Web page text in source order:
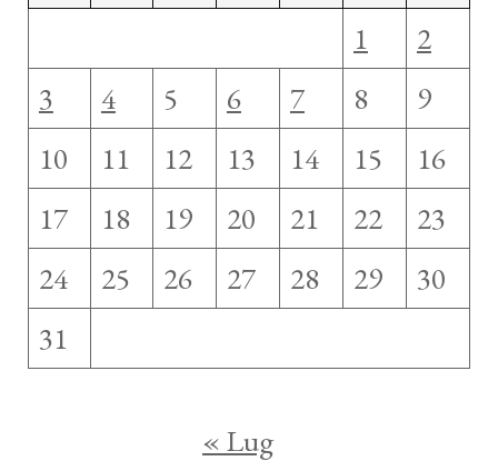
1
2
3
4 5 6 7 8
9
10
11 12 13 14 15
16
17
18 19 20 21 22
23
24
25 26 27 28 29
30
31
« Lug